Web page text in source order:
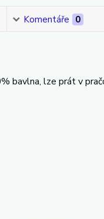
Komentáře 0
bavlna, lze prát v